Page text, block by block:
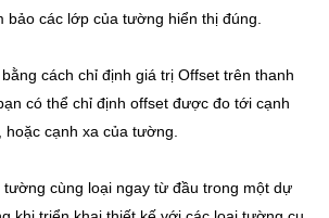
bảo các lớp của tường hiển thị đúng.
cách chỉ định giá trị Offset trên thanh
có thể chỉ định offset được đo tới cạnh
cạnh xa của tường.
cùng loại ngay từ đầu trong một dự